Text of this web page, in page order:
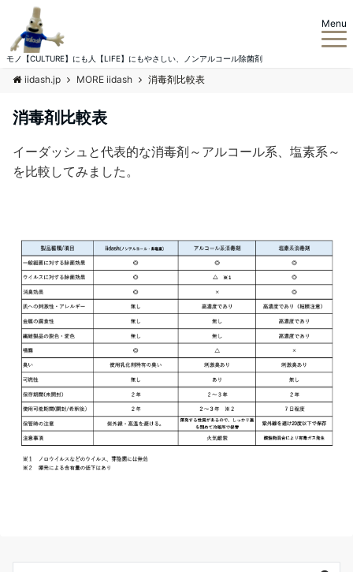
モノ【CULTURE】にも人【LIFE】にもやさしい、ノンアルコール除菌剤
Menu
iidash.jp MORE iidash 消毒剤比較表
消毒剤比較表
イーダッシュと代表的な消毒剤～アルコール系、塩素系～
を比較してみました。